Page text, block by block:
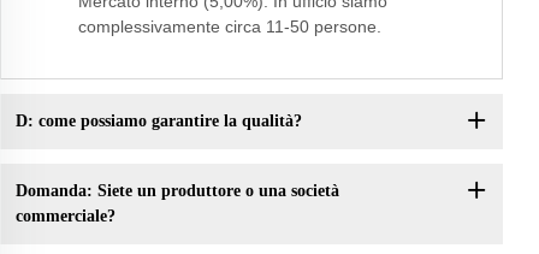
complessivamente circa 11-50 persone.
D: come possiamo garantire la qualità?
Domanda: Siete un produttore o una società
commerciale?